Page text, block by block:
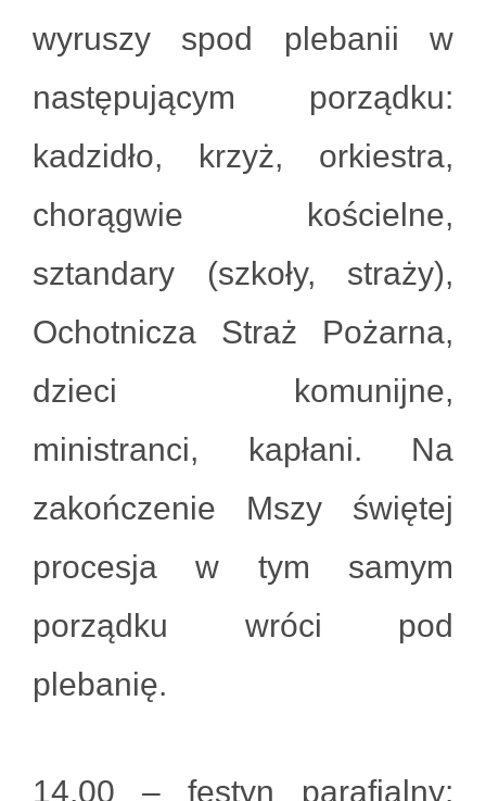
wyruszy spod plebanii w
następującym porządku:
kadzidło, krzyż, orkiestra,
chorągwie kościelne,
sztandary (szkoły, straży),
Ochotnicza Straż Pożarna,
dzieci komunijne,
ministranci, kapłani. Na
zakończenie Mszy świętej
procesja w tym samym
porządku wróci pod
plebanię.
14.00 – festyn parafialny: